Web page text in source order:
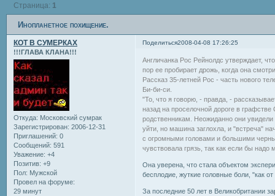
Инопланетное похищение.
Страница: 1
Поделиться2008-04-08 17:26:25
КОТ В СУМЕРКАХ
!!!ГЛАВА КЛАНА!!!
Откуда: Московский сумрак
Зарегистрирован: 2006-12-31
Приглашений: 0
Сообщений: 591
Уважение: +4
Позитив: +9
Пол: Мужской
Провел на форуме:
29 минут
Англичанка Рос Рейнолдс утверждает,
пор ее пробирает дрожь, когда она
Рассказ 35-летней Рос - часть нового
Би-би-си.
"То, что я говорю, - правда, -
назад на проселочной дороге в
родственникам. Неожиданно они
уйти, но машина заглохла, и "встреча"
с огромными головами и большими
чувствовала грязь, так как если бы
Она уверена, что стала объектом
бесплодие, жуткие головные боли, "как
За последние 50 лет в Великобритании